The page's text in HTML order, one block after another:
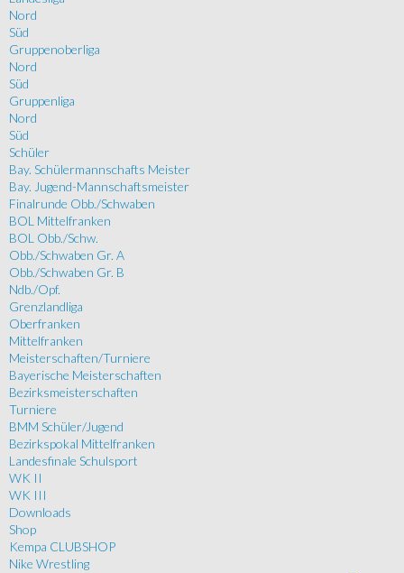
Nord
Süd
Gruppenoberliga
Nord
Süd
Gruppenliga
Nord
Süd
Schüler
Bay. Schülermannschafts Meister
Bay. Jugend-Mannschaftsmeister
Finalrunde Obb./Schwaben
BOL Mittelfranken
BOL Obb./Schw.
Obb./Schwaben Gr. A
Obb./Schwaben Gr. B
Ndb./Opf.
Grenzlandliga
Oberfranken
Mittelfranken
Meisterschaften/Turniere
Bayerische Meisterschaften
Bezirksmeisterschaften
Turniere
BMM Schüler/Jugend
Bezirkspokal Mittelfranken
Landesfinale Schulsport
WK II
WK III
Downloads
Shop
Kempa CLUBSHOP
Nike Wrestling